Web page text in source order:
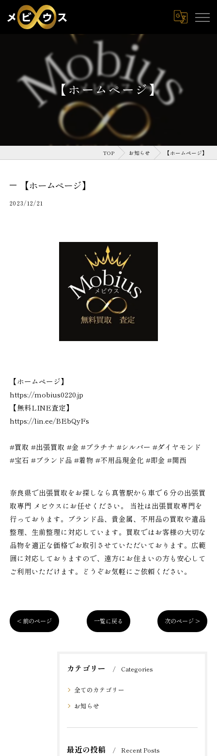
【ホームページ】
TOP お知らせ 【ホームページ】
【ホームページ】
2023/12/21
【ホームページ】
https://mobius0220.jp
【無料LINE査定】
https://lin.ee/BEbQyFs
#買取 #出張買取 #金 #プラチナ #シルバー #ダイヤモンド
#宝石 #ブランド品 #着物 #不用品現金化 #即金 #関西
奈良県で出張買取をお探しなら真管駅から車で６分の出張買
取専門 メビウスにお任せください。 当社は出張買取専門を
行っております。ブランド品、貴金属、不用品の買取や遺品
整理、生前整理に対応しています。買取ではお客様の大切な
品物を適正な価格でお取引させていただいております。広範
囲に対応しておりますので、遠方にお住まいの方も安心して
ご利用いただけます。どうぞお気軽にご依頼ください。
< 前のページ 一覧に戻る 次のページ >
カテゴリー Categories
全てのカテゴリー
お知らせ
最近の投稿 Recent Posts